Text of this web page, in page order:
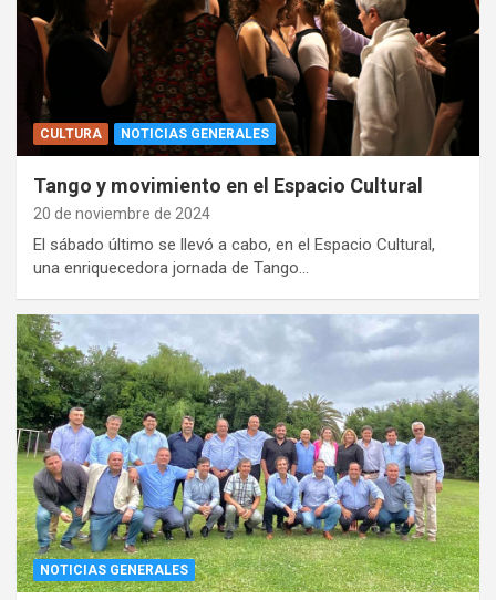
CULTURA NOTICIAS GENERALES
Tango y movimiento en el Espacio Cultural
20 de noviembre de 2024
El sábado último se llevó a cabo, en el Espacio Cultural,
una enriquecedora jornada de Tango…
NOTICIAS GENERALES